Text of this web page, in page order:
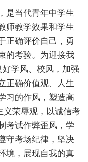
是当代青年中学生
师教学效果和学生
正确评价自己，勇
的考验。为迎接我
学风、校风，加强
正确价值观、人生
习的作风，塑造高
义荣辱观，以诚信考
考试作弊歪风，学
守考场纪律，坚决
境，展现自我的真